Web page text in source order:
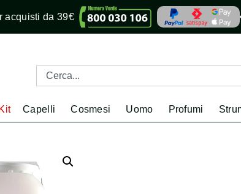
acquisti da 39€
Capelli Cosmesi Uomo Profumi